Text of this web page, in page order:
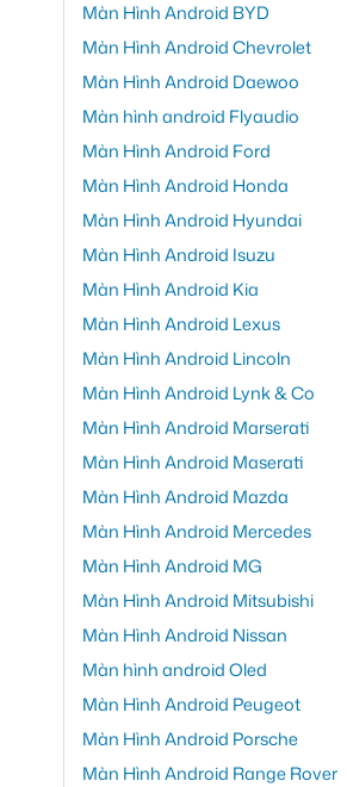
Màn Hình Android BYD
Màn Hình Android Chevrolet
Màn Hình Android Daewoo
Màn hình android Flyaudio
Màn Hình Android Ford
Màn Hình Android Honda
Màn Hình Android Hyundai
Màn Hình Android Isuzu
Màn Hình Android Kia
Màn Hình Android Lexus
Màn Hình Android Lincoln
Màn Hình Android Lynk & Co
Màn Hình Android Marserati
Màn Hình Android Maserati
Màn Hình Android Mazda
Màn Hình Android Mercedes
Màn Hình Android MG
Màn Hình Android Mitsubishi
Màn Hình Android Nissan
Màn hình android Oled
Màn Hình Android Peugeot
Màn Hình Android Porsche
Màn Hình Android Range Rover